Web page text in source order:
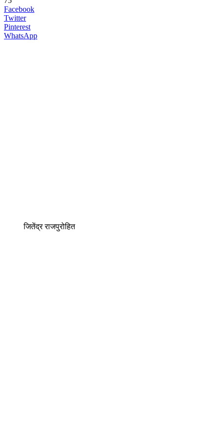
Facebook
Twitter
Pinterest
WhatsApp
जितेंद्र राजपुरोहित